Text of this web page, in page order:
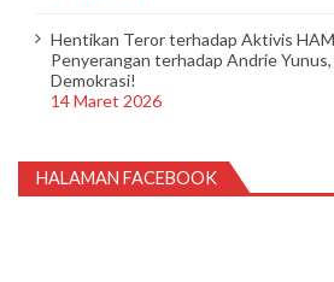
Hentikan Teror terhadap Aktivis
Penyerangan terhadap Andrie
Demokrasi!
14 Maret 2026
HALAMAN FACEBOOK